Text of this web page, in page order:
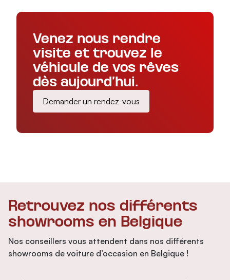
Venez nous rendre
visite et trouvez le
véhicule de vos rêves
dès aujourd’hui.
Demander un rendez-vous
Retrouvez nos différents
showrooms en Belgique
Nos conseillers vous attendent dans nos différents
showrooms de voiture d’occasion en Belgique !